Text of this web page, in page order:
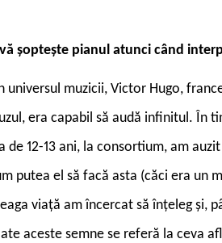
șoptește pianul atunci când
universul muzicii, Victor Hugo,
era capabil să audă infinitul. În
de 12-13 ani, la consortium, am
putea el să facă asta (căci era un
viață am încercat să înțeleg și,
aceste semne se referă la ceva